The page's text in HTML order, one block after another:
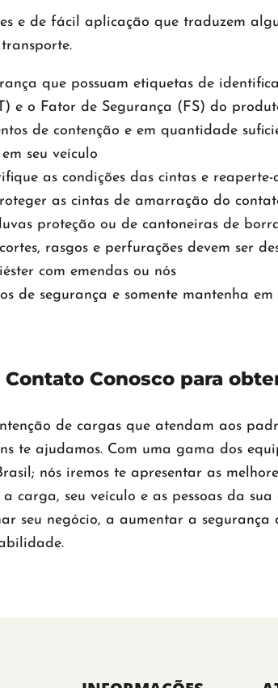
e de fácil aplicação que traduzem
que possuam etiquetas de
e o Fator de Segurança (FS) do
de contenção e em quantidade
seu veículo
as condições das cintas e reaperte-
as cintas de amarração do
proteção ou de cantoneiras de
rasgos e perfurações devem ser
com emendas ou nós
de segurança e somente mantenha
Conosco para
de cargas que atendam aos
te ajudamos. Com uma gama dos
nós iremos te apresentar as
carga, seu veículo e as pessoas da
seu negócio, a aumentar a